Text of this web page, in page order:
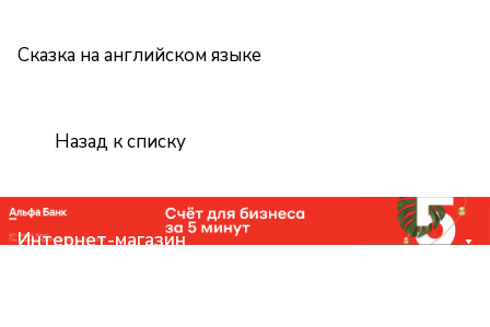
Сказка на английском языке
Назад к списку
Интернет-магазин